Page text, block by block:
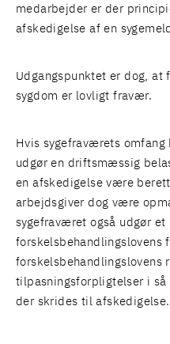
medarbejder er der
afskedigelse af en
Udgangspunktet er dog,
sygdom er lovligt fravær.
Hvis sygefraværets
udgør en driftsmæssig
en afskedigelse være
arbejdsgiver dog være
sygefraværet også udgør et
forskelsbehandlingslovens
forskelsbehandlingslovens
tilpasningsforpligtelser i
der skrides til afskedigelse.